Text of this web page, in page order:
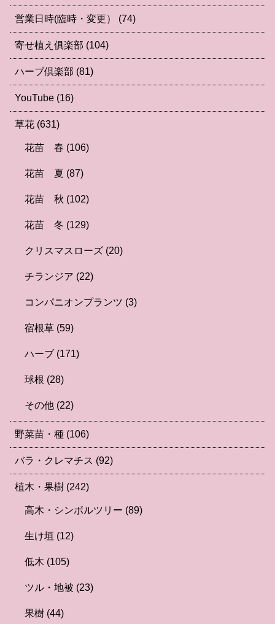
営業日時(臨時・変更） (74)
寄せ植え俱楽部 (104)
ハーブ倶楽部 (81)
YouTube (16)
草花 (631)
花苗 春 (106)
花苗 夏 (87)
花苗 秋 (102)
花苗 冬 (129)
クリスマスローズ (20)
チランジア (22)
コンパニオンプランツ (3)
宿根草 (59)
ハーブ (171)
球根 (28)
その他 (22)
野菜苗・種 (106)
バラ・クレマチス (92)
植木・果樹 (242)
高木・シンボルツリー (89)
生け垣 (12)
低木 (105)
ツル・地被 (23)
果樹 (44)